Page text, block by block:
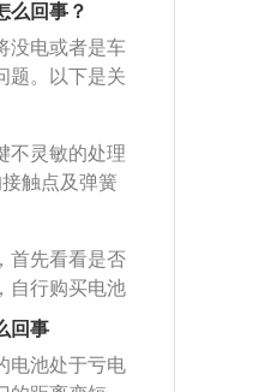
找专业维修机
。可能车钥匙
电池。5、清洁
存在污垢或
下是详细方
键上方有卡
键，可以看
及按键，按键
是弹簧片发出
通常是弹簧
所致，存在脏
。需要将正负
用表测量钥
过低或没有电
信号，导致无
法：车主应
路板损坏。维
万用表测量钥
阻值是否正
钥匙是否能
。解决办法：
或4S店进行按
到维修站进
分车辆前挡风
后，当遥控门
膜在一定程
建议使用屏蔽
在使用过程
低强度无线
接触某些强磁
等具有强磁场
车辆停放，因
它可能无法
汽车无钥匙进
品采用了世界
术和最先进的
先应用小型
发方案，并成
匙系统，沿
护，为车主
全。工作原
装有芯片，每
只有钥匙芯
配时，汽车才
动机无法启
么回事？
没电或者是车
题。以下是关
关介绍：1、
统，简称PK
进的RFID无
身份编码识
小功率射频
的融合了遥控
了传统的整车
限度地提供
：通过在点火
不灵敏的处理
触点及弹簧
，将钥匙中
池取下来，按
卡扣固定在电
其中的一边向
可以将按键
以看到按键在
键时会听到
首先看看是否
自行购买电池
障了的话，
。车钥匙维修
触不良了，自
回事
电池处于亏电